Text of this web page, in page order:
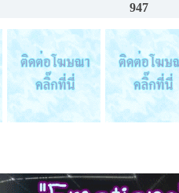
947